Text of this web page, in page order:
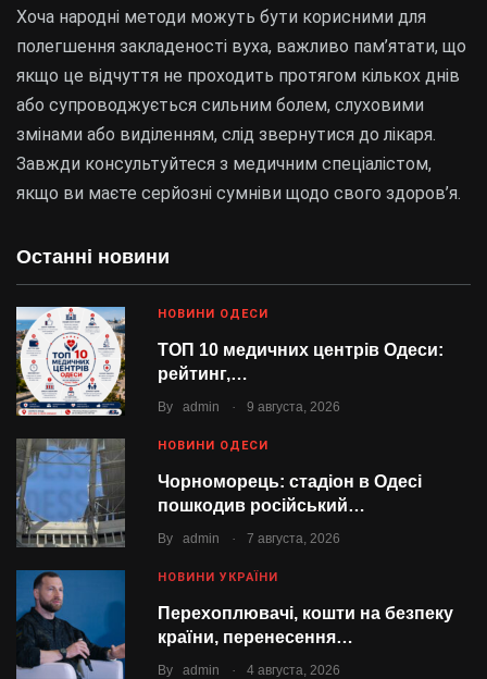
Останні новини
НОВИНИ ОДЕСИ
ТОП 10 медичних центрів Одеси:
рейтинг,…
By admin . 9 августа, 2026
НОВИНИ ОДЕСИ
Чорноморець: стадіон в Одесі
пошкодив російський…
By admin . 7 августа, 2026
НОВИНИ УКРАЇНИ
Перехоплювачі, кошти на безпеку
країни, перенесення…
By admin . 4 августа, 2026
Хоча народні методи можуть бути корисними для
полегшення закладеності вуха, важливо пам’ятати, що
якщо це відчуття не проходить протягом кількох днів
або супроводжується сильним болем, слуховими
змінами або виділенням, слід звернутися до лікаря.
Завжди консультуйтеся з медичним спеціалістом,
якщо ви маєте серйозні сумніви щодо свого здоров’я.